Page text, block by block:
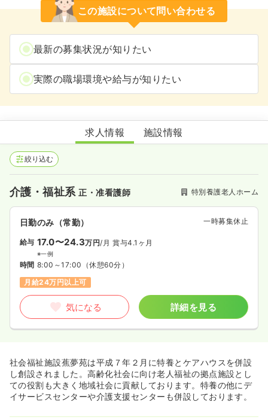
この施設について問い合わせる
最新の募集状況が知りたい
実際の職場環境や給与が知りたい
特別養護老人ホーム蕉夢苑
求人情報 施設情報
絞り込む
介護・福祉系正・准看護師 特別養護老人ホーム
日勤のみ（常勤） 一時募集休止
給与 17.0〜24.3万円/月 賞与4.1ヶ月
※一例
時間 8:00～17:00 （休憩60分）
月給24万円以上可
気になる 詳細を見る
社会福祉施設蕉夢苑は平成７年２月に特養とケアハウスを併設
し創設されました。高齢化社会に向け老人福祉の拠点施設とし
ての役割も大きく地域社会に貢献しております。特養の他にデ
イサービスセンターや介護支援センターも併設しております。